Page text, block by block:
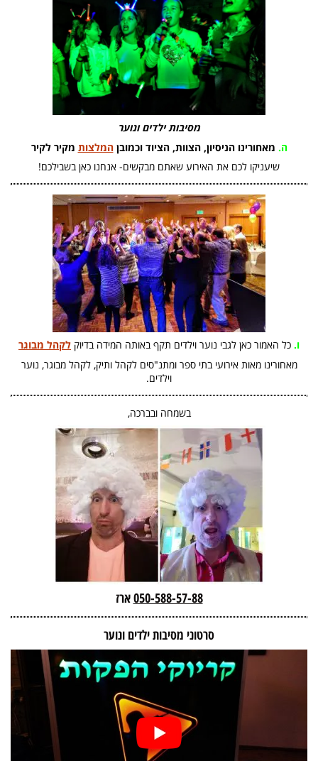
מסיבות ילדים ונוער
ה. מאחורינו הניסיון, הצוות, הציוד וכמובןהמלצות מקיר לקיר
שיעניקו לכם את האירוע שאתם מבקשים- אנחנו כאן בשבילכם!
ו. כל האמור כאן לגבי נוער וילדים תקף באותה המידה בדיוק לקהל מבוגר
מאחורינו מאות אירועי בתי ספר ומתנ"סים לקהל ותיק, לקהל מבוגר, נוער
וילדים.
בשמחה ובברכה,
050-588-57-88ארז
סרטוני מסיבות ילדים ונוער